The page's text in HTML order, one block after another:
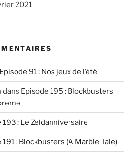
2021
Episode 91 : Nos jeux de l’été
dans Episode 195 : Blockbusters
193 : Le Zeldanniversaire
191 : Blockbusters (A Marble Tale)